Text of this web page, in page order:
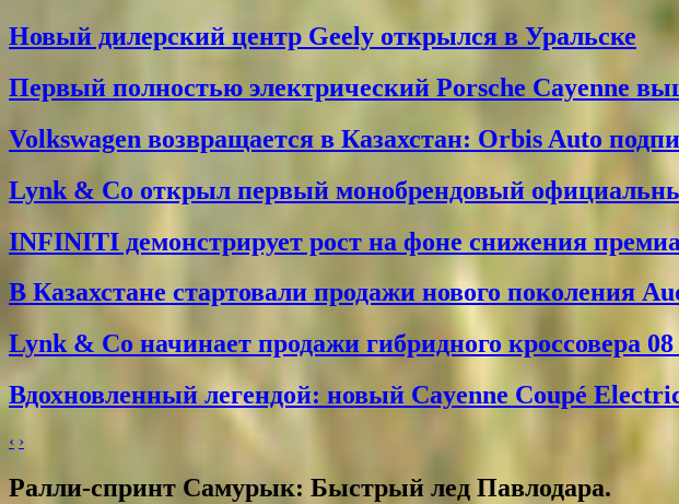
Новый дилерский центр Geely открылся в Уральске
Первый полностью электрический Porsche Cayenne
Volkswagen возвращается в Казахстан: Orbis Auto
Lynk & Co открыл первый монобрендовый
INFINITI демонстрирует рост на фоне снижения
В Казахстане стартовали продажи нового поколения
Lynk & Co начинает продажи гибридного кроссовера 08
Вдохновленный легендой: новый Cayenne Coupé
‹ ›
Ралли-спринт Самурык: Быстрый лед Павлодара.